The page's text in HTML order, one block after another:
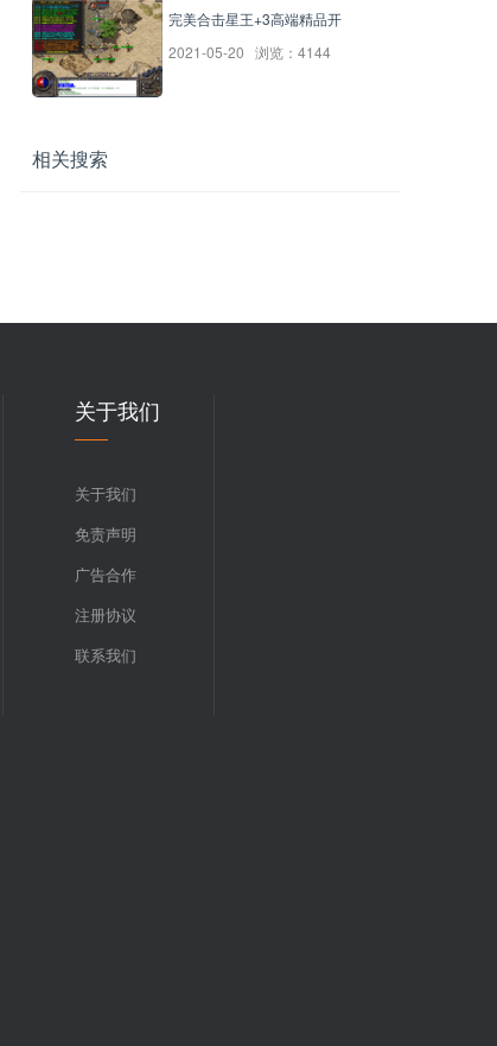
完美合击星王+3高端精品开
2021-05-20 浏览：4144
相关搜索
关于我们
关于我们
免责声明
广告合作
注册协议
联系我们